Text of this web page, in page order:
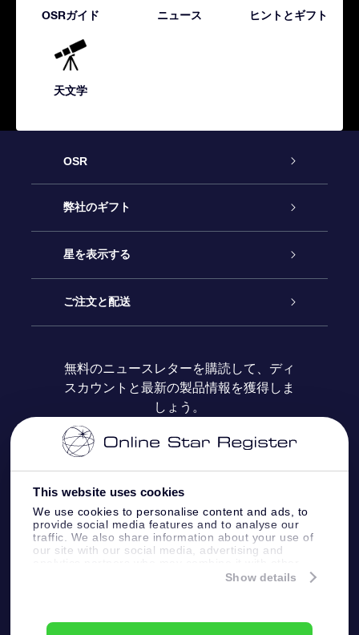
This website uses cookies
We use cookies to personalise content and ads, to
provide social media features and to analyse our
traffic. We also share information about your use of
our site with our social media, advertising and
information that you’ve provided to them or that
Show details
OSRガイド ニュース ヒントとギフト
天文学
OSR
カスタマーサービス
お問い合わせ
ブログ
レビュー
弊社のギフト
Online Starギフト
OSRギフトパック
OSR ギフトカード
法人ギフト
星を表示する
星の登録
カスタマイズされたStar Page
One Million Stars
OSR Starsaver
星間飛行VRアプリ
ご注文と配送
お支払いに関する情報
配送に関する情報
返品ポリシ
星座
無料のニュースレターを購読して、ディ
スカウントと最新の製品情報を獲得しま
しょう。